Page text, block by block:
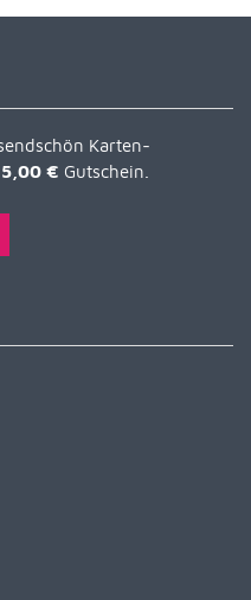
Karten-
5,00 € Gutschein.